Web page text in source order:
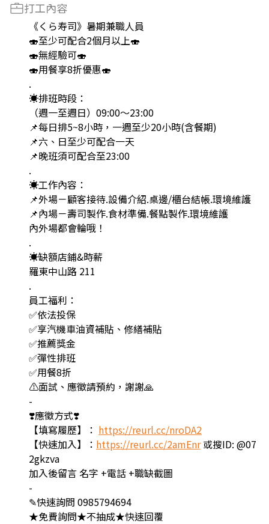
打工內容
《くら寿司》暑期兼職人員
🍣至少可配合2個月以上🍣
🍣無經驗可🍣
🍣用餐享8折優惠🍣
.
☀️排班時段：
（週一至週日）09:00～23:00
📌每日排5~8小時，一週至少20小時(含餐期)
📌六、日至少可配合一天
📌晚班須可配合至23:00
.
☀️工作內容：
📌外場－顧客接待.設備介紹.桌邊/櫃台結帳.環境維護
📌內場－壽司製作.食材準備.餐點製作.環境維護
內外場都會輪哦！
.
☀️缺額店鋪&時薪
羅東中山路 211
.
員工福利：
✅依法投保
✅享汽機車油資補貼、修繕補貼
✅推薦獎金
✅彈性排班
✅用餐8折
⚠️面試、應徵請預約，謝謝🙏
-
❣️應徵方式❣️
【填寫履歷】： https://reurl.cc/nroDA2
【快速加入】： https://reurl.cc/2amEnr或搜ID: @07
2gkzva
加入後留言 名字 +電話 +職缺截圖
-
✎快速詢問 0985794694
★免費詢問★不抽成★快速回覆